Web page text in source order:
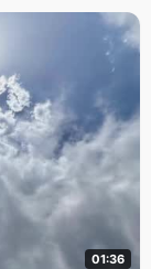
01:36